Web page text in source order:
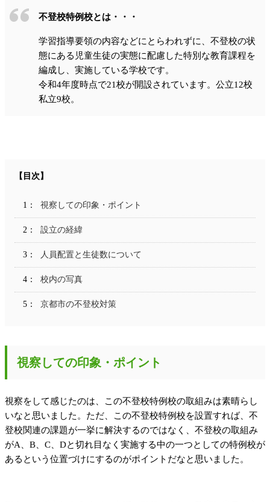
不登校特例校とは・・・
学習指導要領の内容などにとらわれずに、不登校の状
態にある児童生徒の実態に配慮した特別な教育課程を
編成し、実施している学校です。
令和4年度時点で21校が開設されています。公立12校
私立9校。
視察しての印象・ポイント
設立の経緯
人員配置と生徒数について
校内の写真
京都市の不登校対策
視察しての印象・ポイント
視察をして感じたのは、この不登校特例校の取組みは素晴らし
いなと思いました。ただ、この不登校特例校を設置すれば、不
登校関連の課題が一挙に解決するのではなく、不登校の取組み
がA、B、C、Dと切れ目なく実施する中の一つとしての特例校が
あるという位置づけにするのがポイントだなと思いました。